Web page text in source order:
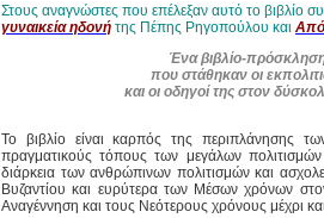
Στους αναγνώστες που επέλεξαν αυτό το βιβλίο
γυναικεία ηδονή της Πέπης Ρηγοπούλου και Από
Ένα βιβλίο-
που στάθηκαν οι
και οι οδηγοί της στον
Το βιβλίο είναι καρπός της περιπλάνησης
πραγματικούς τόπους των μεγάλων
διάρκεια των ανθρώπινων πολιτισμών και
Βυζαντίου και ευρύτερα των Μέσων χρόνων
Αναγέννηση και τους Νεότερους χρόνους μέχρι